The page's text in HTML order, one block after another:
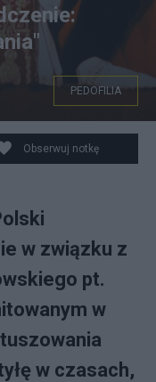
raportu
(fot.
PEDOFILIA
Obserwuj notkę
w związku z
pt.
w
w czasach,